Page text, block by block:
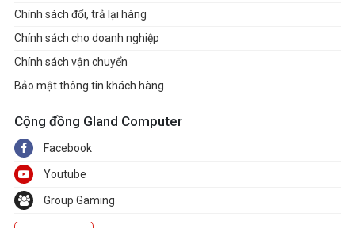
Chính sách đổi, trả lại hàng
Chính sách cho doanh nghiệp
Chính sách vận chuyển
Bảo mật thông tin khách hàng
Cộng đồng Gland Computer
Facebook
Youtube
Group Gaming